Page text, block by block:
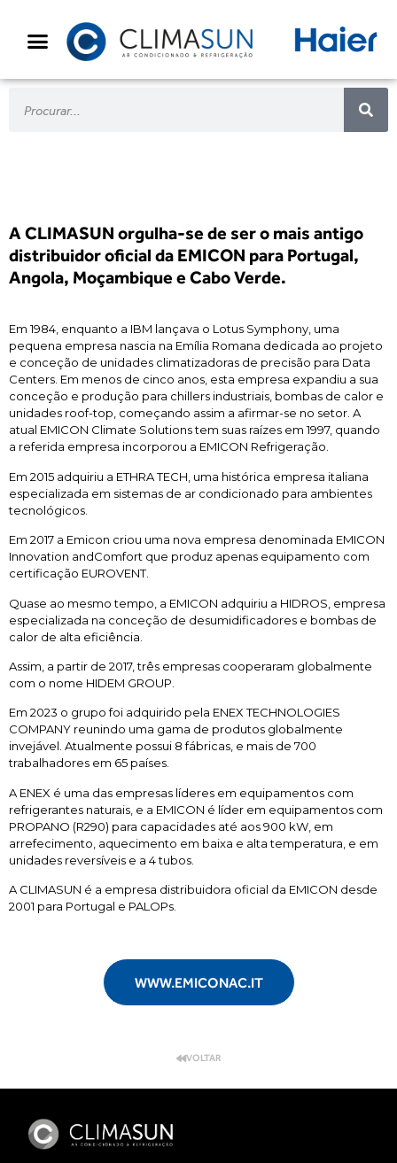
A CLIMASUN orgulha-se de ser o mais antigo
distribuidor oficial da EMICON para Portugal,
Angola, Moçambique e Cabo Verde.
Em 1984, enquanto a IBM lançava o Lotus Symphony, uma
pequena empresa nascia na Emília Romana dedicada ao projeto
e conceção de unidades climatizadoras de precisão para Data
Centers. Em menos de cinco anos, esta empresa expandiu a sua
conceção e produção para chillers industriais, bombas de calor e
unidades roof-top, começando assim a afirmar-se no setor. A
atual EMICON Climate Solutionstem suas raízes em 1997, quando
a referida empresa incorporou a EMICON Refrigeração.
Em 2015 adquiriu a ETHRA TECH , uma histórica empresa italiana
especializada em sistemas de ar condicionado para ambientes
tecnológicos.
Em 2017 a Emicon criou uma nova empresa denominada EMICON
Innovation andComfort que produz apenas equipamento com
certificação EUROVENT.
Quase ao mesmo tempo, a EMICON adquiriu a HIDROS , empresa
especializada na conceção de desumidificadores e bombas de
calor de alta eficiência.
Assim, a partir de 2017, três empresas cooperaram globalmente
com o nome HIDEM GROUP
Em 2023 o grupo foi adquirido pela ENEX TECHNOLOGIES
COMPANY reunindo uma gama de produtos globalmente
invejável. Atualmente possui 8 fábricas, e mais de 700
trabalhadores em 65 países.
A ENEX é uma das empresas líderes em equipamentos com
refrigerantes naturais, e a EMICON é líder em equipamentos com
PROPANO (R290) para capacidades até aos 900 kW, em
arrefecimento, aquecimento em baixa e alta temperatura, e em
unidades reversíveis e a 4 tubos.
ACLIMASUN é a empresa distribuidora oficial da EMICON desde
2001 para Portugal e PALOPs.
WWW.EMICONAC.IT
VOLTAR